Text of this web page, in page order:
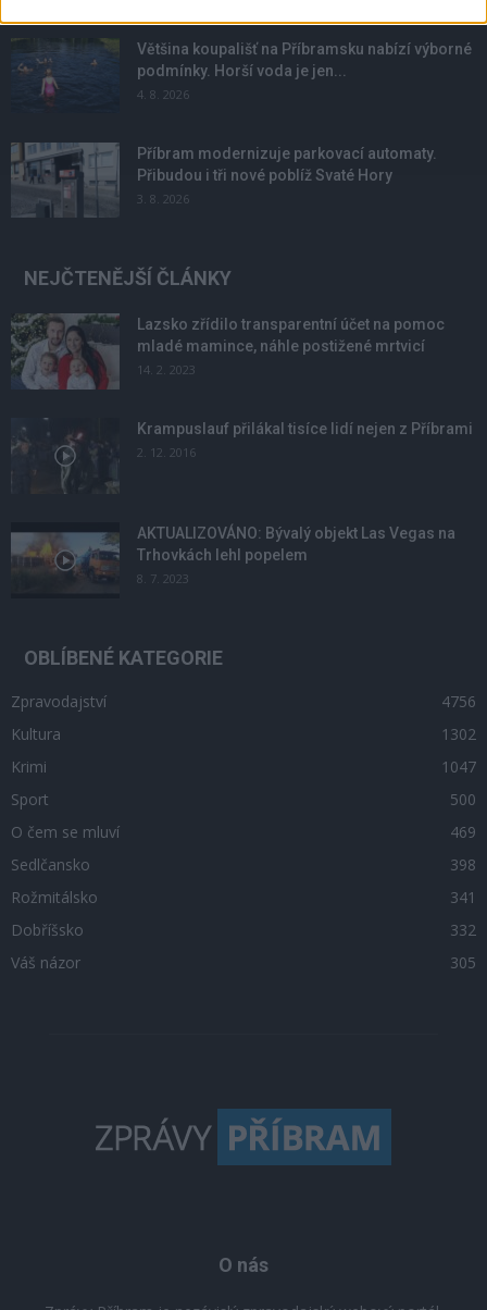
Většina koupališť na Příbramsku nabízí výborné
podmínky. Horší voda je jen...
4. 8. 2026
Příbram modernizuje parkovací automaty.
Přibudou i tři nové poblíž Svaté Hory
3. 8. 2026
NEJČTENĚJŠÍ ČLÁNKY
Lazsko zřídilo transparentní účet na pomoc
mladé mamince, náhle postižené mrtvicí
14. 2. 2023
Krampuslauf přilákal tisíce lidí nejen z Příbrami
2. 12. 2016
AKTUALIZOVÁNO: Bývalý objekt Las Vegas na
Trhovkách lehl popelem
8. 7. 2023
OBLÍBENÉ KATEGORIE
Zpravodajství
4756
Kultura
1302
Krimi
1047
Sport
500
O čem se mluví
469
Sedlčansko
398
Rožmitálsko
341
Dobříšsko
332
Váš názor
305
O nás